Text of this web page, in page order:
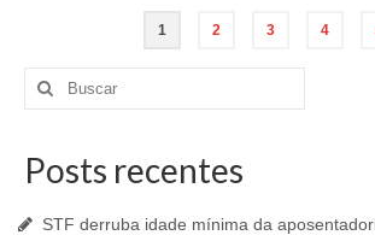
Navegação
por
posts
1 2 3 4
Buscar
por:
Posts recentes
STF derruba idade mínima da